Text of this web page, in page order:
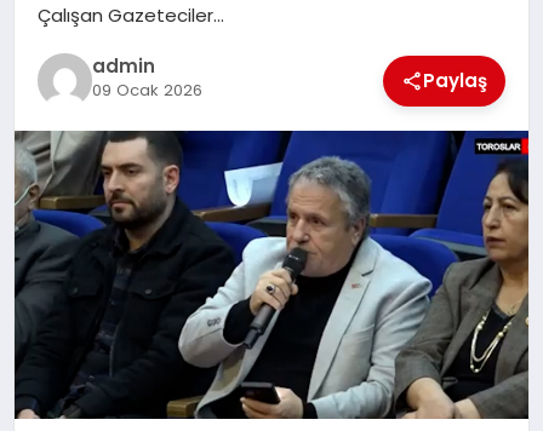
Çalışan Gazeteciler…
admin
09 Ocak 2026 Paylaş